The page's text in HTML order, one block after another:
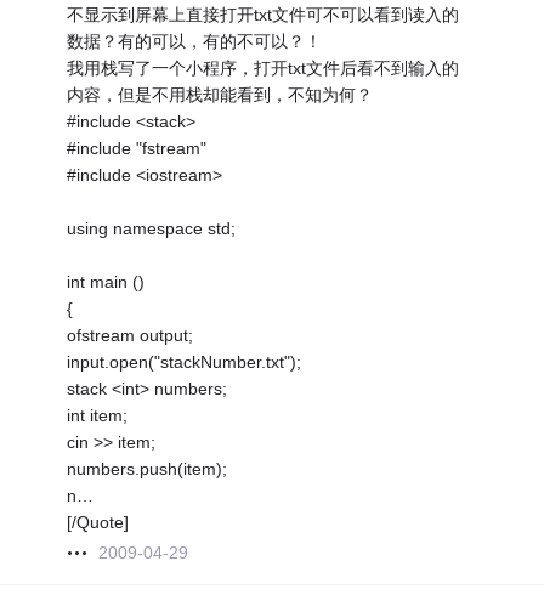
不显示到屏幕上直接打开txt文件可不可以看到读入的
数据？有的可以，有的不可以？！
我用栈写了一个小程序，打开txt文件后看不到输入的
内容，但是不用栈却能看到，不知为何？
#include <stack>
#include "fstream"
#include <iostream>
using namespace std;
int main ()
{
ofstream output;
input.open("stackNumber.txt");
stack <int> numbers;
int item;
cin >> item;
numbers.push(item);
n…
[/Quote]
2009-04-29